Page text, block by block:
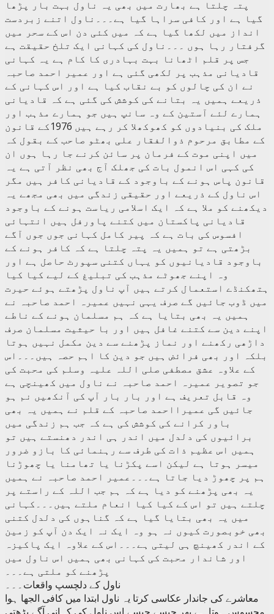
پتہ چلتا ہے بھارت میں بھی یہ ناول بہت بار پڑھا
گیا ہے اور کافی سراہا گیا ہے۔۔۔ناول اتنے زبردست
انداز میں لکھا گیا ہے کہ میں کئی دن اس کے سحر میں
گرفتار رہا ہوں ۔۔۔ناول کی کہانی ایک تلخ حقیقت ہے
جس پر قلم اٹھانا بہت بہادری کا کام ہے یہ کہانی
قادیانی مذہب پر لکھی گئی ہے اور عمیر احمد صاحبہ
نے ان کی چالوں کو بے نقاب کیا ہے اور اس کہانی کے
ذریعے ہمیں یہ بتانے کی کوشش کی گئی ہے کہ قادیانی
ہمارے لئے آستین کے وہ سانپ ہیں جو ہمارے مذہب اور
ملک کی بنیادوں کو کھوکھلا کر رہے ہیں 1976کے قانون
کے مطابق مرحوم ذوالفقار علی بھٹو صاحب کے بقول کہ
میں اپنی موت کے فرمان پر سائن کرنے جا رہا ہوں ان
کی کہی اس انمول بات کی جھلک آج بھی نظر آتی ہے یہ
قانون پاس ہونے کے باوجود کے قادیانی کافر ہیں مگر
اس ناول کے ذریعے اور حقیقی زندگی میں بھی مجھے یہ
دیکھنے کو ملا ہے کہ ایک اسلامی ریاست ہونے کے باوجود
قادیانی پاکستان میں کتنے پاورفل ہیں انتہائی
افسوس کی بات ہے کہ پیر کامل کہانی جوں جوں آگے
بڑھتی ہے تو ہمیں یہ پتہ چلتا ہے کہ کافر ہونے کے
باوجود قادیانیوں کو یہاں کتنی سپورٹ حاصل ہے اور
وہ اپنے جھوٹے مذہب کی تبلیغ کے لیے کیا کیا
ہتھکنڈے استعمال کرتے ہیں آپ ناول پڑھتے ہوئے حیرت
میں ڈوب جائیں گے صرف یہی نہیں عمیرہ احمد صاحبہ نے
ہمیں یہ بھی بتایا ہے کہ ہم مسلمان ہونے کے ناطے
اپنے دین سے کتنے غافل ہیں اور با حیثیت مسلمان صرف
داڑھی رکھنے اور نماز پڑھنے سے دین مکمل نہیں ہوتا
بلکہ اور بھی فرائض ہیں جو دین کا اہم حصہ ہیں۔۔۔اس
کے علاوہ عشق مصطفی صلی اللہ علیہ وسلم کی محبت کی
جو تصویر عمیرہ احمد صاحبہ نے ناول میں کھینچی ہے
وہ قابل تعریف ہے اور بار بار آپ کی آنکھیں نم ہو
جائیں گی عمیرااحمد صاحبہ کے قلم نے ہمیں یہ بھی
باور کرانے کی کوشش کی ہے کہ جب ہم زندگی میں
برائیوں کی دلدل میں اندر ہی اندر دھنستے ہیں تو
ہمیں اس عظیم ذات کی طرف سے رہنمائی کا بازو ضرور
میسر ہوتا ہے لیکن اسے پکڑنا یا تھامنا یا چھوڑنا
ہم پر چھوڑ دیا جاتا ہے۔۔۔عمیر احمد صاحبہ نے ہمیں
یہ بھی پڑھنے کو دیا ہے کہ ہم جب اللہ کے راستے پر
چلتے ہیں تو اس کے کیا کیا انعام ملتے ہیں۔۔۔کہانی
میں یہ بھی بتایا گیا ہے کہ گناہوں کی دلدل کتنی
بھی خوبصورت کیوں نہ ہو وہ ایک نہ ایک دن آپ کو زمین
کے اندر کھینچ ہی لیتی ہے۔۔۔اس کے علاوہ ایک پاکیزہ
اور شاندار محبت کی کہانی بھی ہمیں اس ناول میں
پڑھنے کو ملتی ہے۔۔۔
ناول کے دلچسپ واقعات۔۔۔
معاشرے کی جاندار عکاسی کرتا یہ ناول ابتدا میں کافی الجھا ہوا